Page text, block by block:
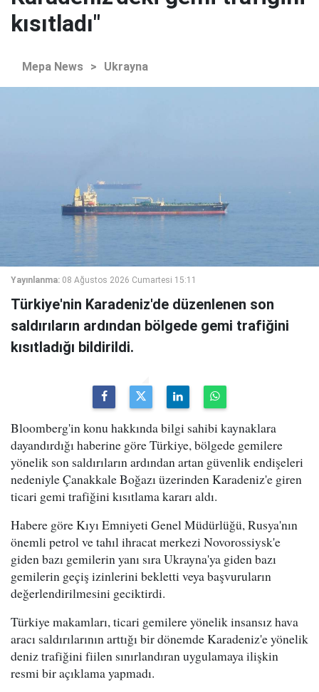
kısıtladı"
Mepa News > Ukrayna
Yayınlanma: 08 Ağustos 2026 Cumartesi 15:11
Türkiye'nin Karadeniz'de düzenlenen son
saldırıların ardından bölgede gemi trafiğini
kısıtladığı bildirildi.
Bloomberg'in konu hakkında bilgi sahibi kaynaklara
dayandırdığı haberine göre Türkiye, bölgede gemilere
yönelik son saldırıların ardından artan güvenlik endişeleri
nedeniyle Çanakkale Boğazı üzerinden Karadeniz'e giren
ticari gemi trafiğini kısıtlama kararı aldı.
Habere göre Kıyı Emniyeti Genel Müdürlüğü, Rusya'nın
önemli petrol ve tahıl ihracat merkezi Novorossiysk'e
giden bazı gemilerin yanı sıra Ukrayna'ya giden bazı
gemilerin geçiş izinlerini bekletti veya başvuruların
değerlendirilmesini geciktirdi.
Türkiye makamları, ticari gemilere yönelik insansız hava
aracı saldırılarının arttığı bir dönemde Karadeniz'e yönelik
deniz trafiğini fiilen sınırlandıran uygulamaya ilişkin
resmi bir açıklama yapmadı.